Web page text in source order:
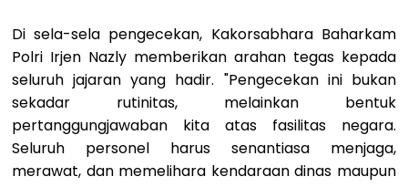
Di sela-sela pengecekan, Kakorsabhara Baharkam
Polri Irjen Nazly memberikan arahan tegas kepada
seluruh jajaran yang hadir. "Pengecekan ini bukan
sekadar rutinitas, melainkan bentuk
pertanggungjawaban kita atas fasilitas negara.
Seluruh personel harus senantiasa menjaga,
merawat, dan memelihara kendaraan dinas maupun